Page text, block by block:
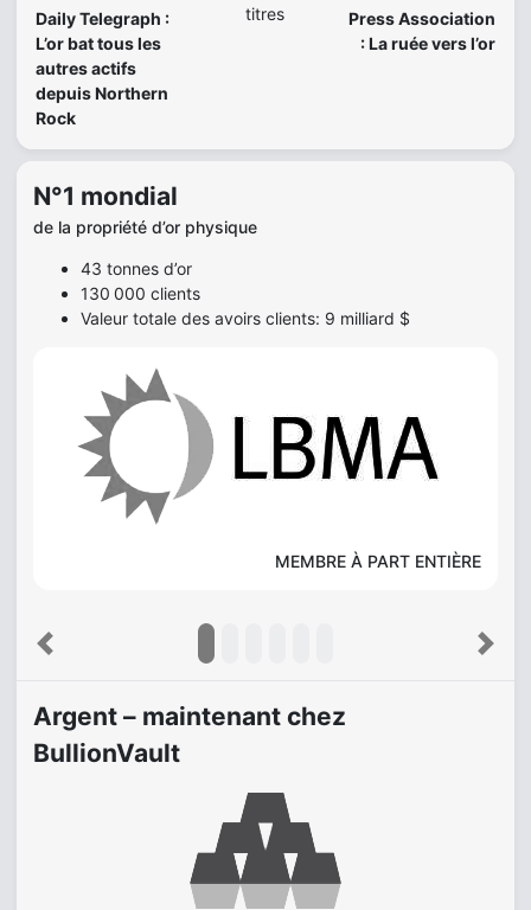
Daily Telegraph :
L’or bat tous les
autres actifs
depuis Northern
Rock
titres
Press Association
: La ruée vers l’or
N°1 mondial
de la propriété d’or physique
43 tonnes d’or
130 000 clients
Valeur totale des avoirs clients: 9 milliard $
MEMBRE À PART ENTIÈRE
Previous Next
Argent – maintenant chez
BullionVault